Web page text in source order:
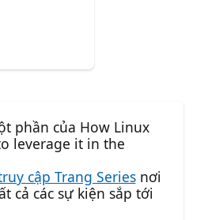
phần của How Linux
leverage it in the
cập Trang Seriesnơi
cả các sự kiện sắp tới